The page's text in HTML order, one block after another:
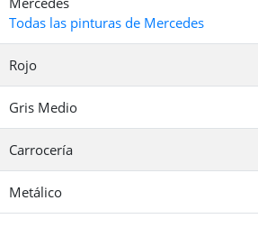
Todas las pinturas de Mercedes
Rojo
Gris Medio
Carrocería
Metálico